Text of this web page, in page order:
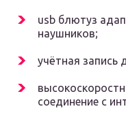
usb блютуз
наушников;
учётная запись
соединение с